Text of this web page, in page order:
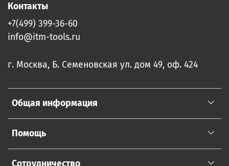
Общая информация
Помощь
Сотрудничество
Контакты
+7(499) 399-36-60
info@itm-tools.ru
г. Москва, Б. Семеновская ул. дом 49, оф. 424